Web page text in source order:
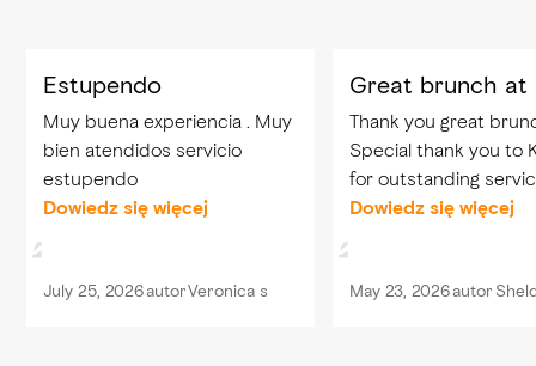
Estupendo
Muy buena experiencia . Muy
bien atendidos servicio
estupendo
Dowiedz się więcej
July 25, 2026autorVeronica s
Great brunch at
Thank you great
Special thank you to
for outstanding
Dowiedz się więcej
May 23, 2026autor